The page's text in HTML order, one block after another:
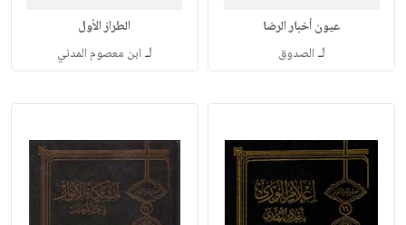
عيون أخبار الرضا
لـ الصدوق
الطراز الأول
لـ ابن معصوم المدني